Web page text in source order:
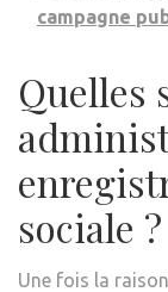
campagne
Quelles
sociale ?
Une fois la